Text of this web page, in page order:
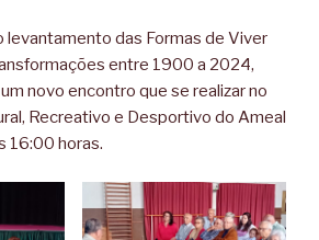
levantamento das Formas de Viver
entre 1900 a 2024,
novo encontro que se realizar no
Recreativo e Desportivo do Ameal
16:00 horas.